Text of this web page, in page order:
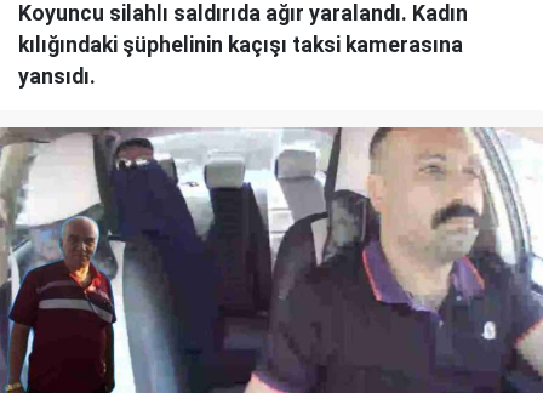
Koyuncu silahlı saldırıda ağır yaralandı. Kadın
kılığındaki şüphelinin kaçışı taksi kamerasına
yansıdı.